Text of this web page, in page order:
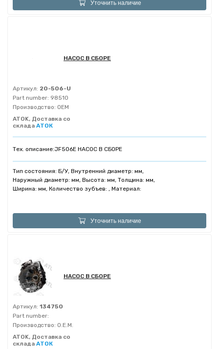
Уточнить наличие
НАСОС В СБОРЕ
Артикул: 20-506-U
Part number: 98510
Производство: OEM
ATOK, Доставка со
склада АТОК
Тех. описание:JF506E НАСОС В СБОРЕ
Тип состояния: Б/У, Внутренний диаметр: мм,
Наружный диаметр: мм, Высота: мм, Толщина: мм,
Ширина: мм, Количество зубъев: , Материал:
Уточнить наличие
НАСОС В СБОРЕ
Артикул: 134750
Part number:
Производство: O.E.M.
ATOK, Доставка со
склада АТОК